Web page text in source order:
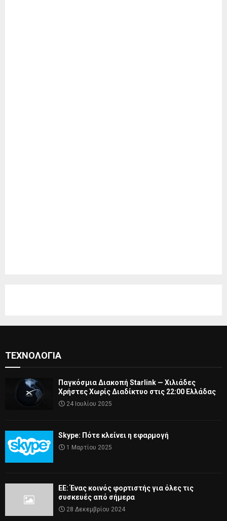
ΤΕΧΝΟΛΟΓΊΑ
Παγκόσμια Διακοπή Starlink — Χιλιάδες
Χρήστες Χωρίς Διαδίκτυο στις 22:00 Ελλάδας
24 Ιουλίου 2025
Skype: Πότε κλείνει η εφαρμογή
1 Μαρτίου 2025
ΕΕ: Ένας κοινός φορτιστής για όλες τις
συσκευές από σήμερα
28 Δεκεμβρίου 2024